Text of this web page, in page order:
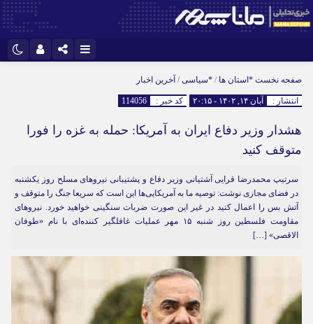
اینستاگرام
سروش ایتا
آپارات رمز عبور
مرا به خاطر بسپار
صفحه نخست *استان ها / *سیاسی/ آخرین اخبار
انتشار : آبان ۱۴, ۱۴۰۲ - ۲۰:۱۵ کد خبر : 114056
هشدار وزیر دفاع ایران به آمریکا: حمله به غزه را فورا
متوقف کنید
سرتیپ محمدرضا قرایی آشتیانی وزیر دفاع و پشتیبانی نیروهای مسلح روز یکشنبه
در فضای مجازی نوشت: توصیه ما به آمریکایی‌ها این است که سریعا جنگ را متوقف و
آتش بس را اعمال کنید در غیر این صورت ضربات سنگینی خواهید خورد. نیروهای
مقاومت فلسطین روز شنبه ۱۵ مهر عملیات غافلگیر کننده‌ای با نام «طوفان
الاقصی» […]